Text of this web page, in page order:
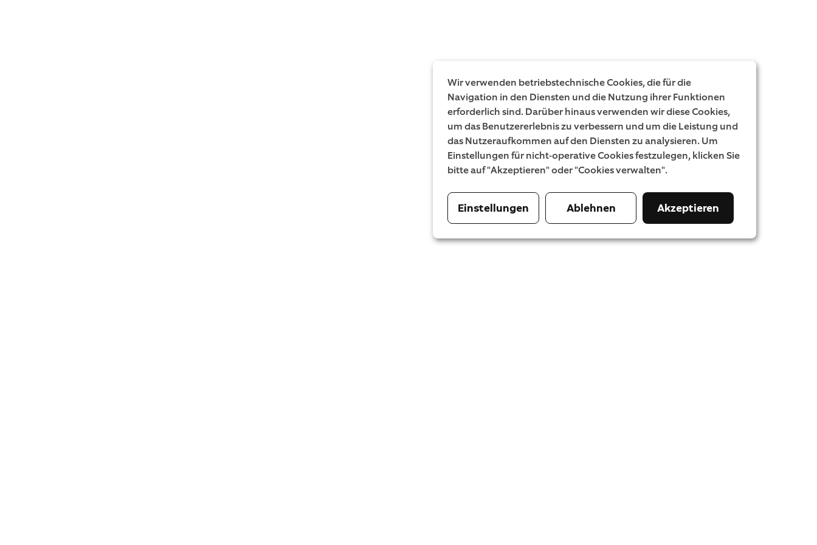
Wir verwenden betriebstechnische Cookies, die für die
Navigation in den Diensten und die Nutzung ihrer Funktionen
erforderlich sind. Darüber hinaus verwenden wir diese Cookies,
um das Benutzererlebnis zu verbessern und um die Leistung und
das Nutzeraufkommen auf den Diensten zu analysieren. Um
Einstellungen für nicht-operative Cookies festzulegen, klicken Sie
bitte auf "Akzeptieren" oder "Cookies verwalten".
Einstellungen Ablehnen Akzeptieren